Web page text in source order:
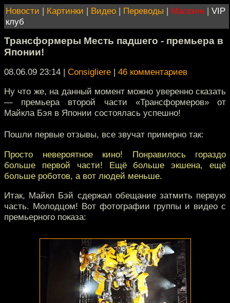
Новости | Картинки | Видео | Переводы | Магазин | VIP
клуб
Трансформеры Месть падшего - премьера в
Японии!
08.06.09 23:14 | Consigliere | 46 комментариев
Ну что же, на данный момент можно уверенно сказать
— премьера второй части «Трансформеров» от
Майкла Бэя в Японии состоялась успешно!
Пошли первые отзывы, все звучат примерно так:
Просто невероятное кино! Понравилось гораздо
больше первой части! Ещё больше экшена, ещё
больше роботов, а вот людей меньше.
Итак, Майкл Бэй сдержал обещание затмить первую
часть. Молодцом! Вот фотографии группы и видео с
премьерного показа: